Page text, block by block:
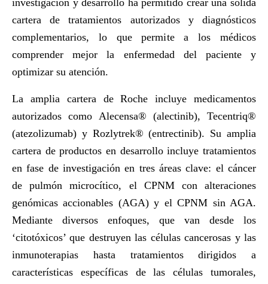
investigación y desarrollo ha permitido crear una sólida
cartera de tratamientos autorizados y diagnósticos
complementarios, lo que permite a los médicos
comprender mejor la enfermedad del paciente y
optimizar su atención.
La amplia cartera de Roche incluye medicamentos
autorizados como Alecensa® (alectinib), Tecentriq®
(atezolizumab) y Rozlytrek® (entrectinib). Su amplia
cartera de productos en desarrollo incluye tratamientos
en fase de investigación en tres áreas clave: el cáncer
de pulmón microcítico, el CPNM con alteraciones
genómicas accionables (AGA) y el CPNM sin AGA.
Mediante diversos enfoques, que van desde los
‘citotóxicos’ que destruyen las células cancerosas y las
inmunoterapias hasta tratamientos dirigidos a
características específicas de las células tumorales,